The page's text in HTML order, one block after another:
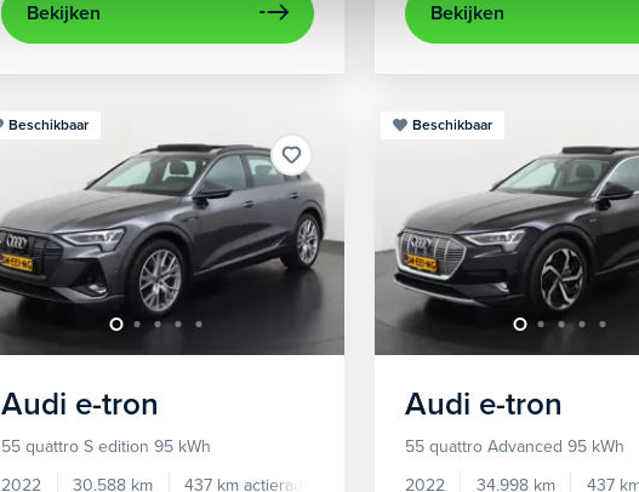
Bekijken Bekijken
Beschikbaar
Audi e-tron
55 quattro S edition 95 kWh
2022
30.588 km 437 km actieradius
Elektrisch
Beschikbaar
Audi e-tron
55 quattro Advanced 95 kWh
2022
34.998 km 437